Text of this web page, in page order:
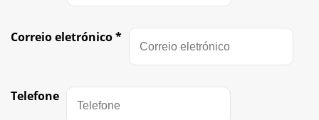
Correio eletrónico*
Telefone